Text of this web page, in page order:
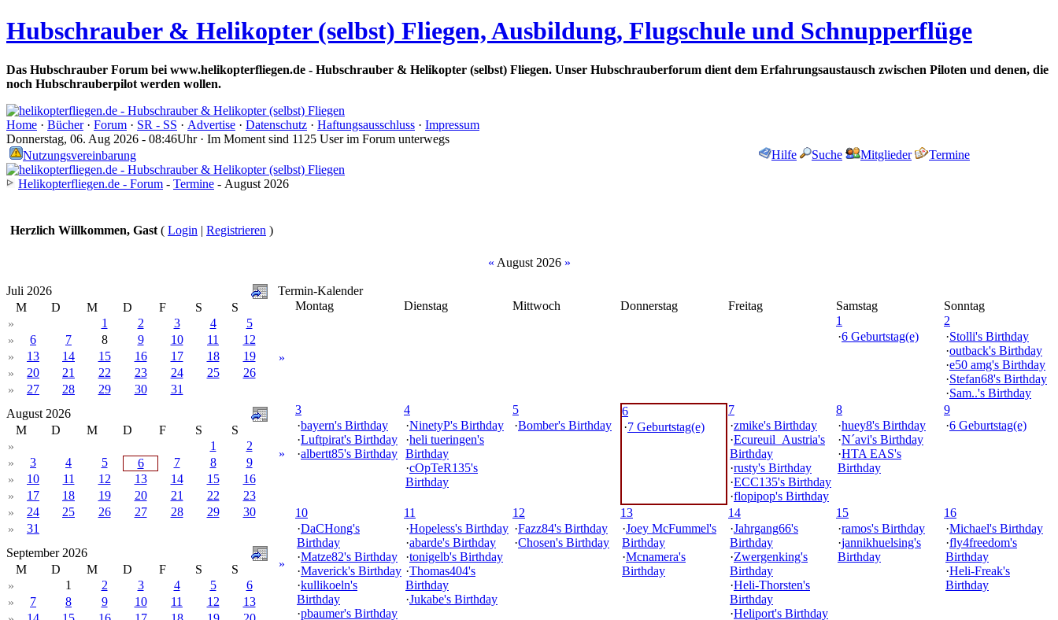
Hubschrauber & Helikopter (selbst) Fliegen, Ausbildung, Flugschule und Schnupperflüge
Das Hubschrauber Forum bei www.helikopterfliegen.de - Hubschrauber & Helikopter (selbst) Fliegen. Unser Hubschrauberforum dient dem Erfahrungsaustausch zwischen Piloten und denen, die
noch Hubschrauberpilot werden wollen.
Home · Bücher· Forum · SR - SS · Advertise · Datenschutz · Haftungsausschluss · Impressum
Donnerstag, 06. Aug 2026 - 08:46Uhr · Im Moment sind 1125 User im Forum unterwegs
Nutzungsvereinbarung
Hilfe Suche Mitglieder Termine
Helikopterfliegen.de - Forum - Termine - August 2026
Herzlich Willkommen, Gast ( Login | Registrieren )
« August 2026 »
Juli 2026
M
D M D F S
S
»
1 2 3 4
5
»
6 7 8 9 10 11
12
»
13 14 15 16 17 18
19
»
20 21 22 23 24 25
26
»
27 28 29 30
31
August 2026
M
D M D F S
S
»
1
2
»
3 4 5 6 7 8
9
»
10 11 12 13 14 15
16
»
17 18 19 20 21 22
23
»
24 25 26 27 28 29
30
»
31
September 2026
M
D M D F S
S
»
1 2 3 4 5
6
»
7 8 9 10 11 12
13
Termin-Kalender
Montag
Dienstag Mittwoch Donnerstag Freitag Samstag Sonntag
»
1
·6 Geburtstag(e)
2
·Stolli's Birthday
·outback's Birthday
·e50 amg's Birthday
·Stefan68's Birthday
·Sam..'s Birthday
»
3
·bayern's Birthday
·Luftpirat's Birthday
·albertt85's Birthday
4
·NinetyP's Birthday
·heli tueringen's
Birthday
·cOpTeR135's
Birthday
5
·Bomber's Birthday
6
·7 Geburtstag(e)
7
·zmike's Birthday
·Ecureuil_Austria's
Birthday
·rusty's Birthday
·ECC135's Birthday
·flopipop's Birthday
8
·huey8's Birthday
·N´avi's Birthday
·HTA EAS's
Birthday
9
·6 Geburtstag(e)
»
10
·DaCHong's
Birthday
·Matze82's Birthday
·Maverick's Birthday
·kullikoeln's
Birthday
·pbaumer's Birthday
11
·Hopeless's Birthday
·abarde's Birthday
·tonigelb's Birthday
·Thomas404's
Birthday
·Jukabe's Birthday
12
·Fazz84's Birthday
·Chosen's Birthday
13
·Joey McFummel's
Birthday
·Mcnamera's
Birthday
14
·Jahrgang66's
Birthday
·Zwergenking's
Birthday
·Heli-Thorsten's
Birthday
·Heliport's Birthday
15
·ramos's Birthday
·jannikhuelsing's
Birthday
16
·Michael's Birthday
·fly4freedom's
Birthday
·Heli-Freak's
Birthday